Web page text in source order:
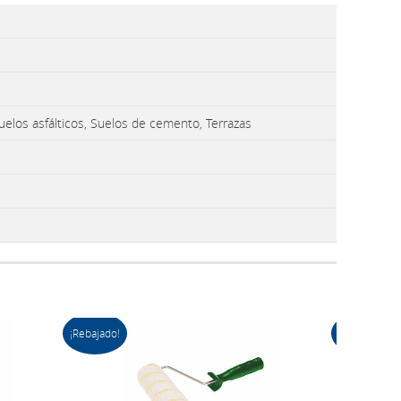
asfálticos, Suelos de cemento, Terrazas
¡Rebajado!